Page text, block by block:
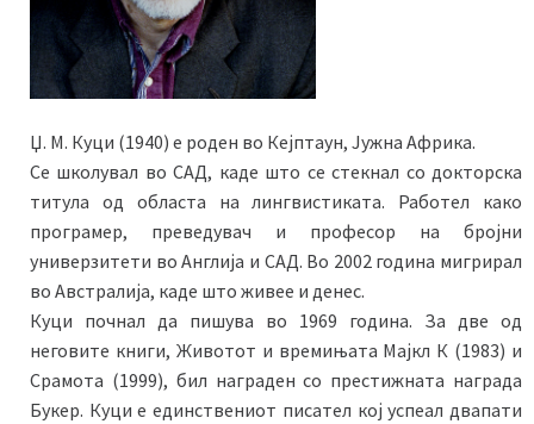
Џ. М. Куци (1940) е роден во Кејптаун, Јужна Африка.
Се школувал во САД, каде што се стекнал со докторска
титула од областа на лингвистиката. Работел како
програмер, преведувач и професор на бројни
универзитети во Англија и САД. Во 2002 година мигрирал
во Австралија, каде што живее и денес.
Куци почнал да пишува во 1969 година. За две од
неговите книги, Животот и времињата Мајкл К (1983) и
Срамота (1999), бил награден со престижната награда
Букер. Куци е единствениот писател кој успеал двапати